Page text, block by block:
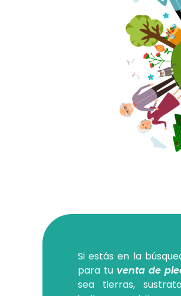
Si estás en la
para tu venta de
sea tierras,